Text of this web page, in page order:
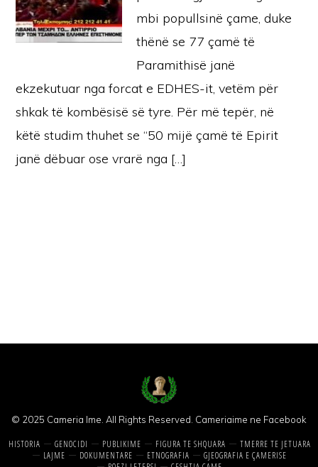
mbi popullsinë çame, duke
thënë se 77 çamë të
Paramithisë janë
ekzekutuar nga forcat e EDHES-it, vetëm për
shkak të kombësisë së tyre. Për më tepër, në
këtë studim thuhet se “50 mijë çamë të Epirit
janë dëbuar ose vrarë nga […]
© 2025 Cameria Ime. All Rights Reserved. Cameriaime ne Facebook
HISTORIA GENOCIDI PUBLIKIME FIGURA TE SHQUARA
TMERRE TE JETUARA
LAJME
DOKUMENTARE ETNOGRAFIA
GJEOGRAFIA E ÇAMERISE